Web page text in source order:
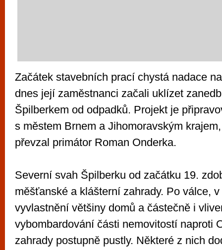
Začátek stavebních prací chystá nadace
dnes její zaměstnanci začali uklízet
Špilberkem od odpadků. Projekt je
s městem Brnem a Jihomoravským
převzal primátor Roman Onderka.
Severní svah Špilberku od začátku 19.
měšťanské a klášterní zahrady. Po válce,
vyvlastnění většiny domů a částečně i
vybombardování části nemovitostí naproti
zahrady postupně pustly. Některé z nich